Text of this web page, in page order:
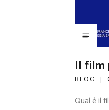
Il film
BLOG
Qual è il